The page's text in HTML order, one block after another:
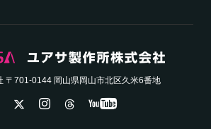
〒701-0144 岡山県岡山市北区久米6番地